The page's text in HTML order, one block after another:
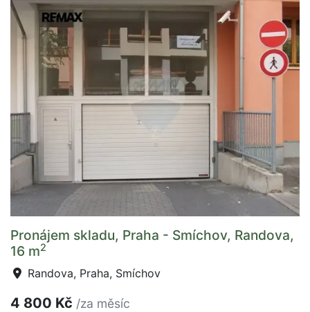
Pronájem skladu, Praha - Smíchov, Randova,
16 m2
Randova, Praha, Smíchov
4 800 Kč /za měsíc